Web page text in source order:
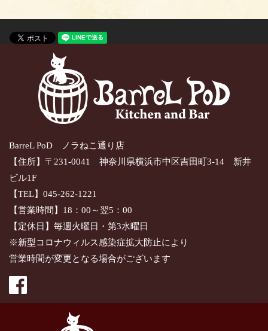
BarreL PoD ノラねこ通り店
【住所】〒231-0041 神奈川県横浜市中区吉田町3-14 新井
ビル1F
【TEL】045-262-1221
【営業時間】18：00～翌5：00
【定休日】毎週火曜日・第3水曜日
※新型コロナウィルス感染症拡大防止により
営業時間が変更となる場合がございます